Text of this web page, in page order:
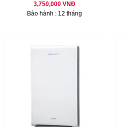
3,750,000 VNĐ
Bảo hành : 12 tháng